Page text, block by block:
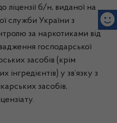
ліцензії б/н, виданої на
служби України з
за наркотиками від
господарської
засобів (крім
у зв’язку з
засобів,